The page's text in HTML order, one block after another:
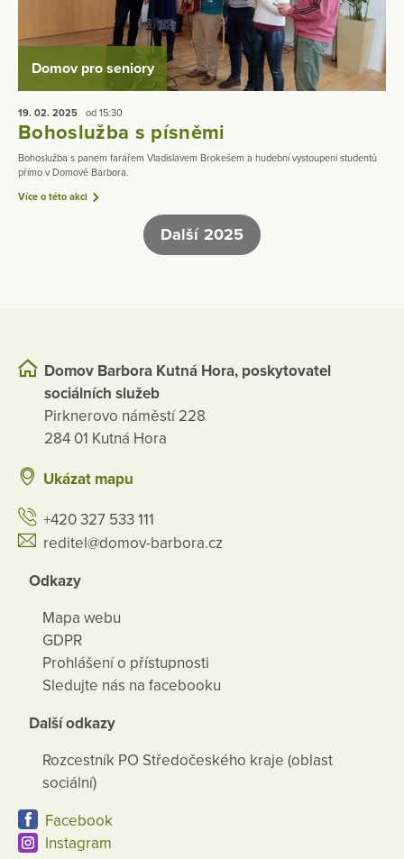
Domov pro seniory
19. 02. 2025 od 15:30
Bohoslužba s písněmi
Bohoslužba s panem farářem Vladislavem Brokešem a hudební vystoupení studentů
přímo v Domově Barbora.
Více o této akci
Další 2025
Domov Barbora Kutná Hora, poskytovatel
sociálních služeb
Pirknerovo náměstí 228
284 01 Kutná Hora
Ukázat mapu
+420 327 533 111
reditel@domov-barbora.cz
Odkazy
Mapa webu
GDPR
Prohlášení o přístupnosti
Sledujte nás na facebooku
Další odkazy
Rozcestník PO Středočeského kraje (oblast
sociální)
Facebook
Instagram